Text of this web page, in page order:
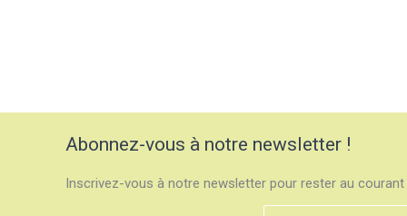
Abonnez-vous à notre newsletter !
Inscrivez-vous à notre newsletter pour rester au